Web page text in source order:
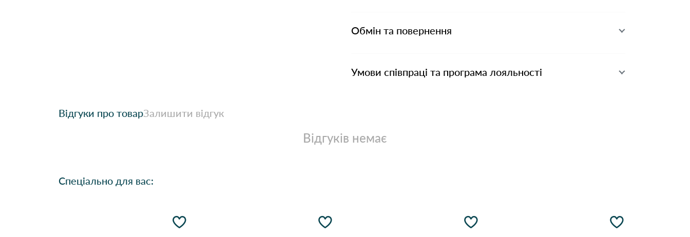
Обмін та повернення
Умови співпраці та програма лояльності
Відгуки про товарЗалишити відгук
Відгуків немає
Спеціально для вас: